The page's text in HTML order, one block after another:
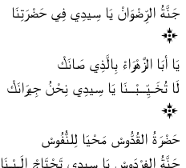
جَنَّةُ الرِّضْوَانْ يَا سِيدِي فِي حَضْرَتِنَا
يَا أبَا الزَّهْرَاءْ بِالَّذِي صَانَكْ
لَا تُخَـيِّــبْــنَا يَا سِيدِي نِحْنُ جِيرَانَكْ
حَضْرَةُ القُدُّوسْ مَحْيَا لِلنُّفُوسْ
جَنَّةُ الفِرْدَوسْ يَا سِيدِي تَحْتَاجْ إِلَـيْـنَا